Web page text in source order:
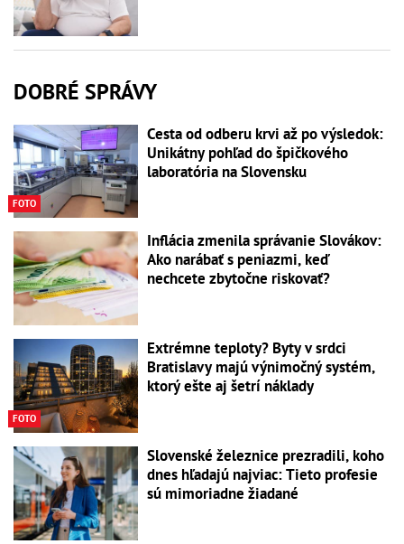
DOBRÉ SPRÁVY
FOTO
Cesta od odberu krvi až po výsledok:
Unikátny pohľad do špičkového
laboratória na Slovensku
Inflácia zmenila správanie Slovákov:
Ako narábať s peniazmi, keď
nechcete zbytočne riskovať?
FOTO
Extrémne teploty? Byty v srdci
Bratislavy majú výnimočný systém,
ktorý ešte aj šetrí náklady
Slovenské železnice prezradili, koho
dnes hľadajú najviac: Tieto profesie
sú mimoriadne žiadané